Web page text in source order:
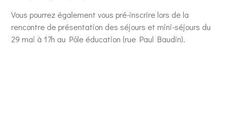
Vous pourrez également vous pré-inscrire lors de la
rencontre de présentation des séjours et mini-séjours du
29 mai à 17h au Pôle éducation (rue Paul Baudin).